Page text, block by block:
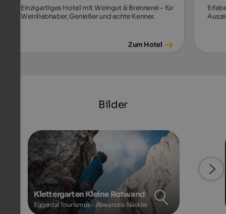
Einzigartiges Hotel mit Weingut & Brennerei – für
Weinliebhaber, Genießer und echte Kenner.
Zum Hotel
Bilder
Klettergarten Kleine Rotwand
Eggental Tourismus - Alexandra Näckler